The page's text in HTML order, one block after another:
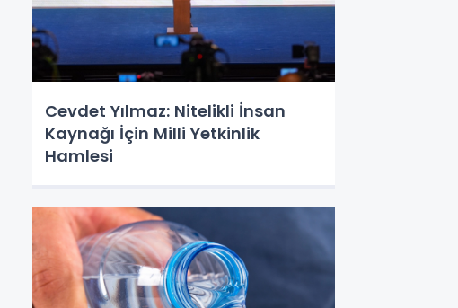
Cevdet Yılmaz: Nitelikli İnsan
Kaynağı İçin Milli Yetkinlik
Hamlesi